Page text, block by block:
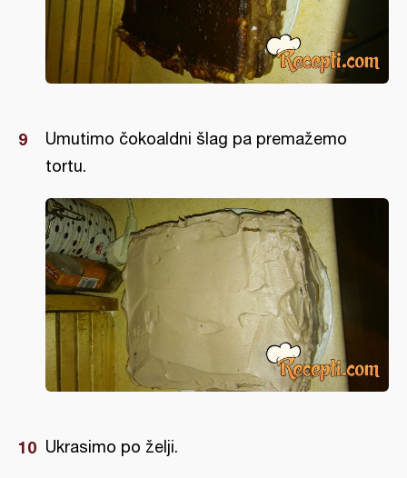
Umutimo čokoaldni šlag pa premažemo
tortu.
Ukrasimo po želji.